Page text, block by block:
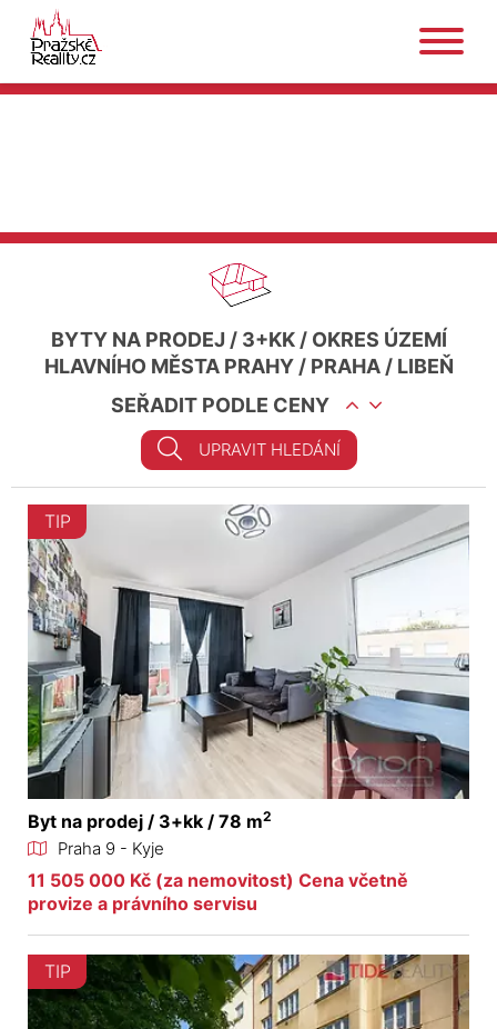
BYTY NA PRODEJ / 3+KK/ OKRES ÚZEMÍ
HLAVNÍHO MĚSTA PRAHY/ PRAHA/ LIBEŇ
SEŘADIT PODLE CENY
UPRAVIT HLEDÁNÍ
TIP
Byt na prodej / 3+kk / 78 m2
Praha 9 - Kyje
11 505 000 Kč (za nemovitost) Cena včetně
provize a právního servisu
TIP